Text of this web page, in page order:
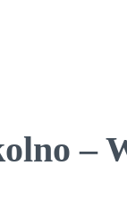
–